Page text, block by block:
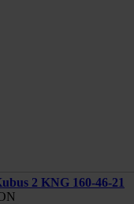
2 KNG 160-46-21